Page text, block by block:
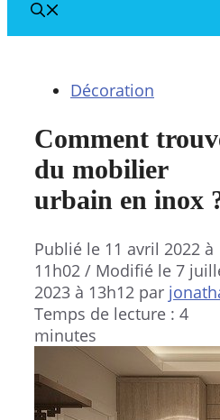
Décoration
Comment
du mobilier
urbain en inox
Publié le 11 avril 2022 à
11h02 / Modifié le 7
2023 à 13h12 par
Temps de lecture : 4
minutes